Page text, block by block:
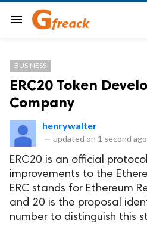
menu
BUSINESS
ERC20 Token
Company
henrywalter
— updated on 1 second ago
ERC20 is an official
improvements to the
ERC stands for Ethereum
and 20 is the proposal
number to distinguish this